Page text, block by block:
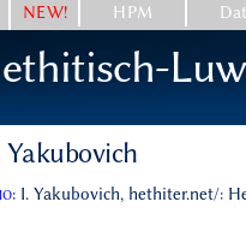
NEW! HPM
Yakubovich
I. Yakubovich, hethiter.net/: